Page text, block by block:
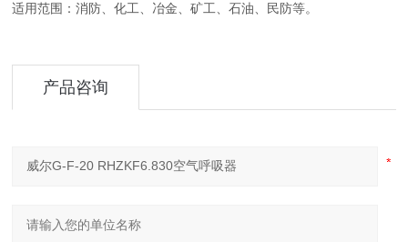
适用范围：消防、化工、冶金、矿工、石油、民防等。
产品咨询